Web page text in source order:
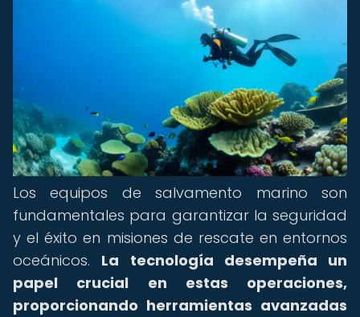
Los equipos de salvamento marino son
fundamentales para garantizar la seguridad
y el éxito en misiones de rescate en entornos
oceánicos. La tecnología desempeña un
papel crucial en estas operaciones,
proporcionando herramientas avanzadas